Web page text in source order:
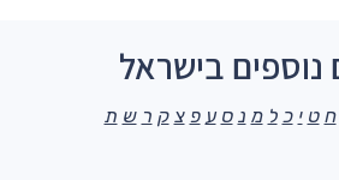
נוספים בישראל
ח ט י כ ל מ נ ס ע פ צ ק ר ש ת